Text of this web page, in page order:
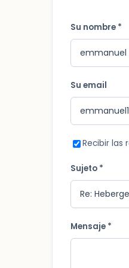
Su nombre *
Su email
Recibir las
Sujeto *
Mensaje *